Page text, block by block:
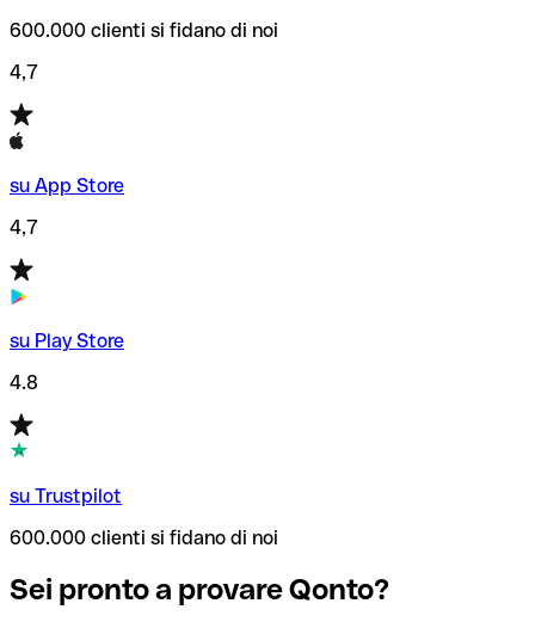
600.000 clienti si fidano di noi
4,7
su App Store
4,7
su Play Store
4.8
su Trustpilot
600.000 clienti si fidano di noi
Sei pronto a provare Qonto?